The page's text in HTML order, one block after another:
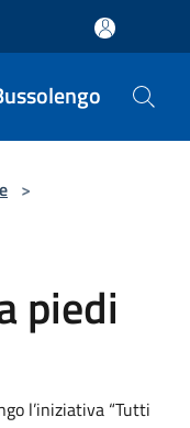
>
piedi
l’iniziativa “Tutti